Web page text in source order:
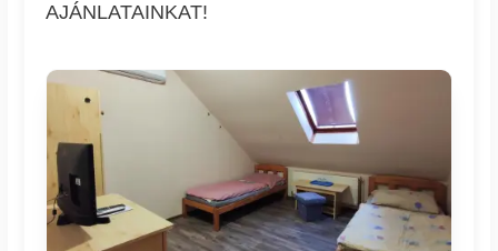
AJÁNLATAINKAT!